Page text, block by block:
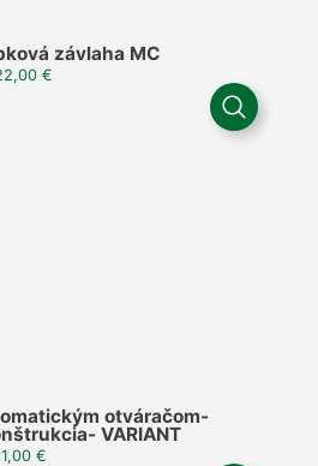
závlaha MC
€
otváračom-
VARIANT
€